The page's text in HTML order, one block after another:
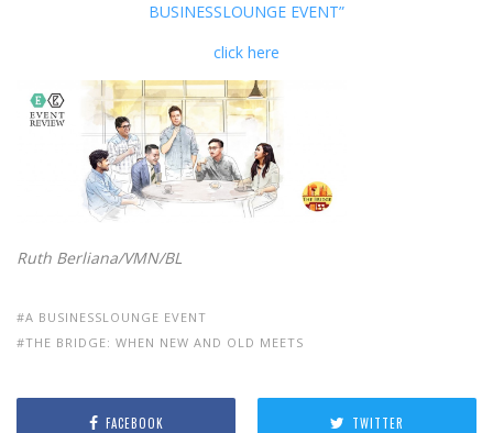
BUSINESSLOUNGE EVENT”
click here
Ruth Berliana/VMN/BL
A BUSINESSLOUNGE EVENT
THE BRIDGE: WHEN NEW AND OLD MEETS
FACEBOOK TWITTER